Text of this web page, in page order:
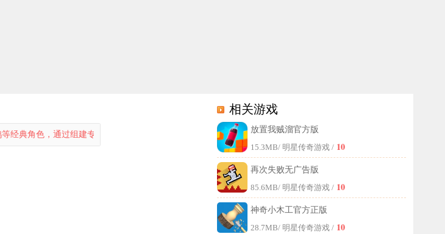
通过组建专属队伍展开策略对战；同时，玩家还能打造属于自己的乐一通世界。这款游戏既充满怀旧趣味，又具
相关游戏
放置我贼溜官方版
15.3MB/ 明星传奇游戏 / 10
再次失败无广告版
85.6MB/ 明星传奇游戏 / 10
神奇小木工官方正版
28.7MB/ 明星传奇游戏 / 10